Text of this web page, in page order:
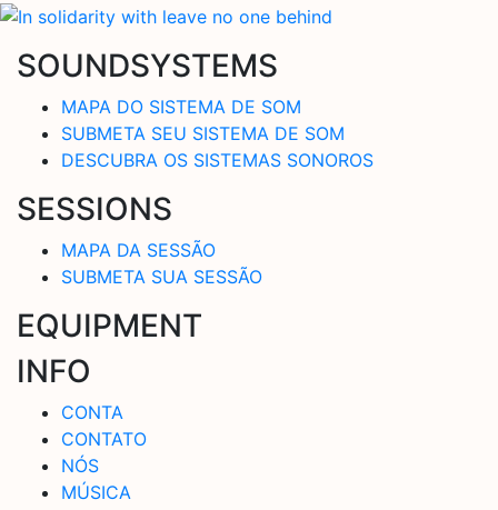
SOUNDSYSTEMS
MAPA DO SISTEMA DE SOM
SUBMETA SEU SISTEMA DE SOM
DESCUBRA OS SISTEMAS SONOROS
SESSIONS
MAPA DA SESSÃO
SUBMETA SUA SESSÃO
EQUIPMENT
INFO
CONTA
CONTATO
NÓS
MÚSICA